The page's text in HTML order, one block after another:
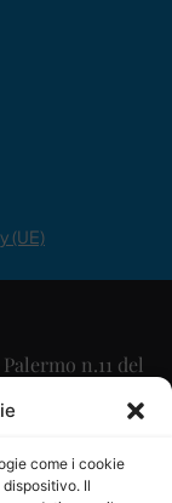
come i cookie
Il
(UE)
n.11 del